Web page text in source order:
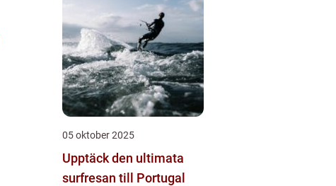
05 oktober 2025
Upptäck den ultimata
surfresan till Portugal